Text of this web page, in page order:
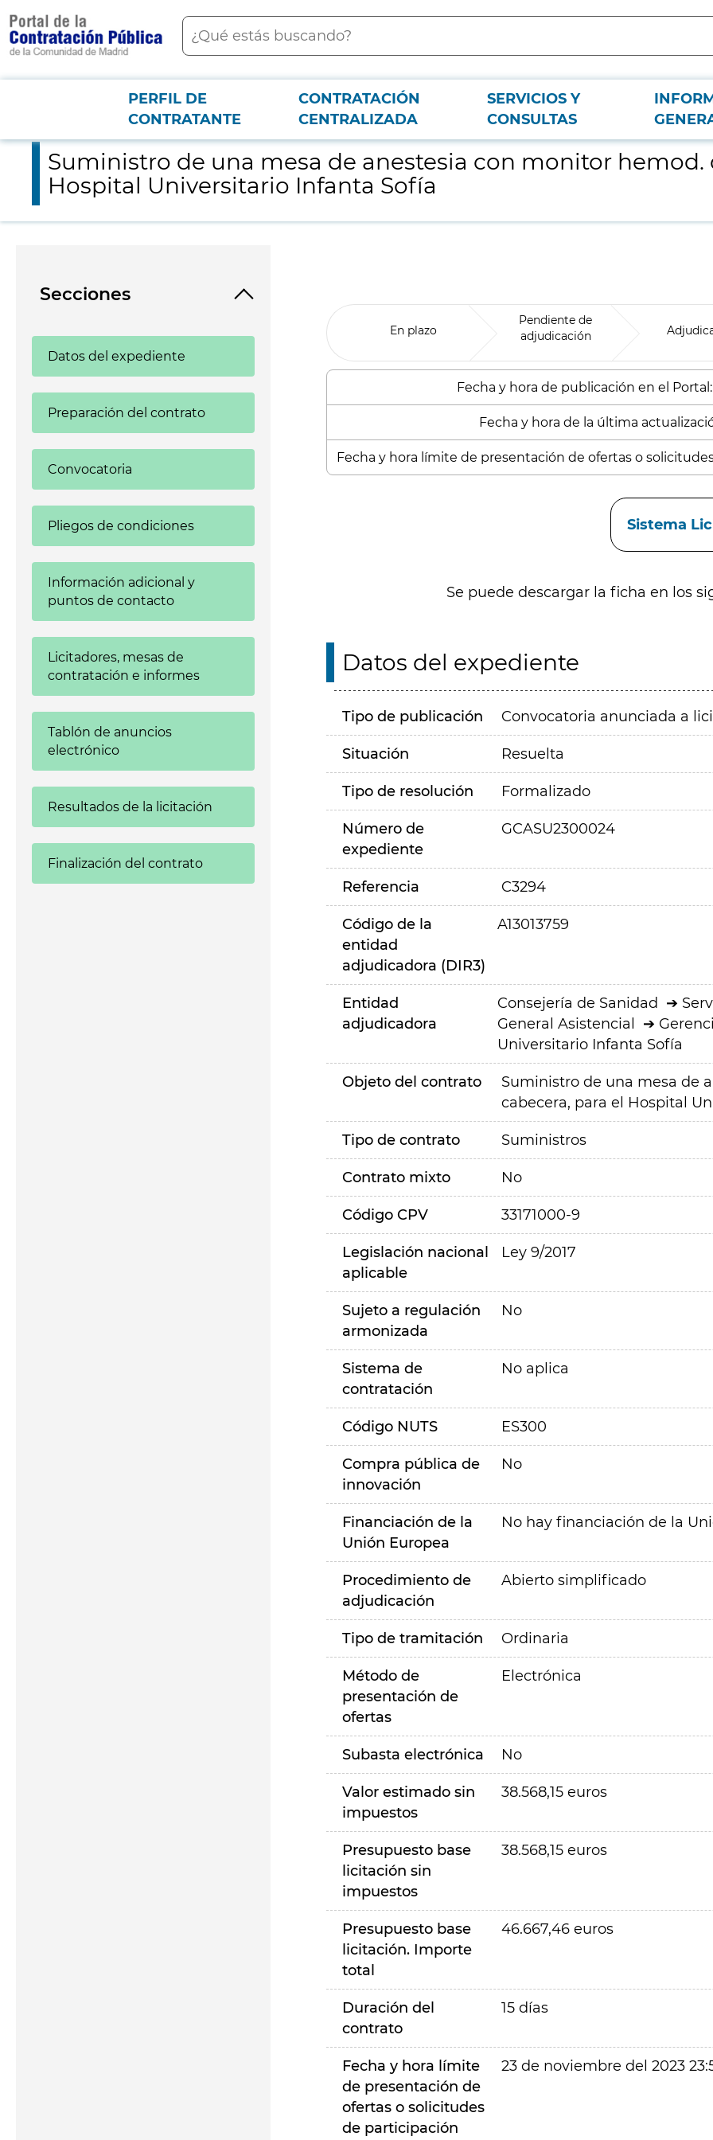
contenido
principal
Buscar
Menú PCON
PERFIL DE
CONTRATANTE
CONTRATACIÓN
CENTRALIZADA
SERVICIOS Y
CONSULTAS
Suministro de una mesa de anestesia con monitor hemod. de cabecera, para el Hospital Universitario Infanta Sofía
Suministro de una mesa de anestesia con monitor hemod.
Hospital Universitario Infanta Sofía
Secciones
Datos del expediente
Preparación del contrato
Convocatoria
Pliegos de condiciones
Información adicional y
puntos de contacto
Licitadores, mesas de
contratación e informes
Tablón de anuncios
electrónico
Resultados de la licitación
Finalización del contrato
En plazo
Pendiente de
adjudicación
Fecha y hora de publicación en el
Fecha y hora de la última
Fecha y hora límite de presentación de ofertas o
Sistema
Se puede descargar la ficha en los
Datos del expediente
Tipo de publicación Convocatoria anunciada a
Situación Resuelta
Tipo de resolución Formalizado
Número de
expediente
GCASU2300024
Referencia C3294
Código de la
entidad
adjudicadora (DIR3)
A13013759
Entidad
adjudicadora
Consejería de Sanidad
General Asistencial
Universitario Infanta Sofía
Objeto del contrato
Suministro de una mesa de
cabecera, para el Hospital
Tipo de contrato Suministros
Contrato mixto No
Código CPV 33171000-9
Legislación nacional
aplicable
Ley 9/2017
Sujeto a regulación
armonizada
No
Sistema de
contratación
No aplica
Código NUTS ES300
Compra pública de
innovación
No
Financiación de la
Unión Europea
No hay financiación de la
Procedimiento de
adjudicación
Abierto simplificado
Tipo de tramitación Ordinaria
Método de
presentación de
ofertas
Electrónica
Subasta electrónica No
Valor estimado sin
impuestos
38.568,15 euros
Presupuesto base
licitación sin
impuestos
38.568,15 euros
Presupuesto base
licitación. Importe
total
46.667,46 euros
Duración del
contrato
15 días
Fecha y hora límite
de presentación de
ofertas o solicitudes
de participación
23 de noviembre del 2023